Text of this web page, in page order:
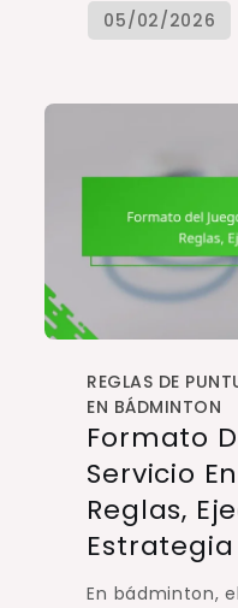
REGLAS DE
EN BÁDMINTON
Formato
Servicio
Reglas,
Estrategia
En bádminton,